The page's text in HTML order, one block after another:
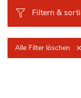
Filtern &
Alle Filter löschen